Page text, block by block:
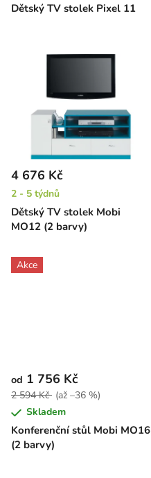
Dětský TV stolek Pixel 11
Dětský TV stolek Mobi
MO12 (2 barvy)
4 676 Kč
2 - 5 týdnů
Akce
Konferenční stůl Mobi MO16
(2 barvy)
od 1 756 Kč
2 594 Kč (až –36 %)
Skladem